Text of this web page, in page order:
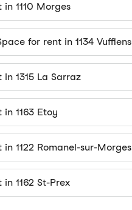
1110 Morges
1315 La Sarraz
1163 Etoy
1122 Romanel-sur-Morges
1162 St-Prex